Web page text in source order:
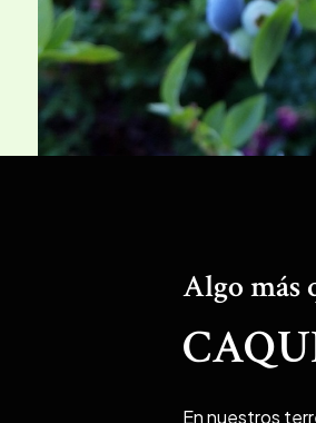
Algo más
En nuestros